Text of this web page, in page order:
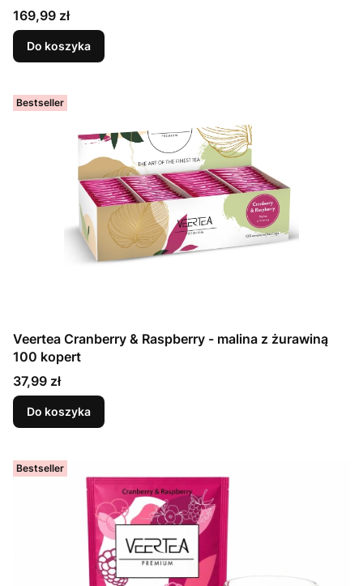
Cena
169,99 zł
Do koszyka
Bestseller
Veertea Cranberry & Raspberry - malina z żurawiną
100 kopert
Cena
37,99 zł
Do koszyka
Bestseller